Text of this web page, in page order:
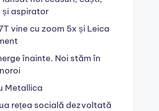
aspirator
vine cu zoom 5x și Leica
înainte. Noi stăm în
Metallica
rețea socială dezvoltată